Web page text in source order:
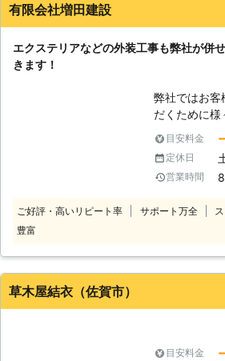
談ください
受け付けています。 ご
お待ちしております
現場状況によ
認したうえで
有限会社増田建設
エクステリアなどの外装工事も弊社が併
きます！
弊社ではお客
だくために様
おり、サー
提案しており
事に際しても
に乗っていく
ります。エク
しては必ず施
目安料金
定休日
営業時間
ご好評・高いリピート率 サポート万全
豊富
草木屋結衣（佐賀市）
目安料金